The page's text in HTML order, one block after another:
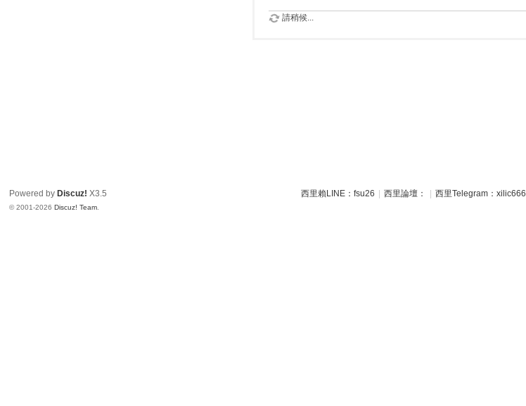
請稍候...
西里賴LINE：fsu26 西里論壇： 西里Telegram：xilic666
Powered by Discuz! X3.5
© 2001-2026Discuz! Team